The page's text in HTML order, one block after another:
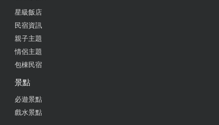
星級飯店
民宿資訊
親子主題
情侶主題
包棟民宿
景點
必遊景點
戲水景點